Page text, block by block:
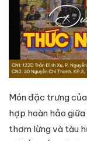
Món đặc trưng
hợp hoàn hảo
thơm lừng và tàu